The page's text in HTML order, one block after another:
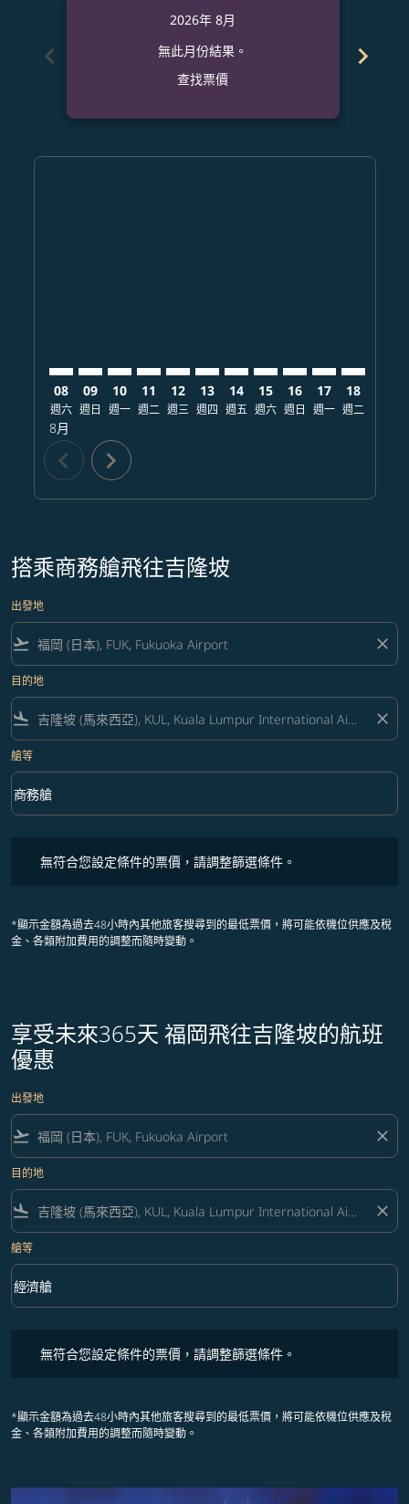
chevron_left
2026年 8月
無此月份結果。
查找票價
chevron_right
08
週六
8月
09
週日
10
週一
11
週二
12
週三
13
週四
14
週五
15
週六
16
週日
17
週一
18
週二
chevron_left chevron_right
搭乘商務艙飛往吉隆坡
出發地
flight_takeoff close
目的地
flight_land close
艙等
艙等 option 商務艙 Selected
商務艙
keyboard_arrow_down
無符合您設定條件的票價，請調整篩選條件。
*顯示金額為過去48小時內其他旅客搜尋到的最低票價，將可能依機位供應及稅
金、各類附加費用的調整而隨時變動。
享受未來365天 福岡飛往吉隆坡的航班
優惠
出發地
flight_takeoff close
目的地
flight_land close
艙等
艙等 option 經濟艙 Selected
經濟艙
keyboard_arrow_down
無符合您設定條件的票價，請調整篩選條件。
*顯示金額為過去48小時內其他旅客搜尋到的最低票價，將可能依機位供應及稅
金、各類附加費用的調整而隨時變動。